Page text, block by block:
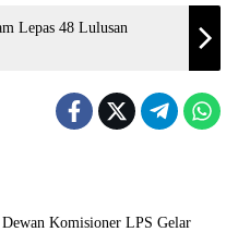
Lepas 48 Lulusan
Dewan Komisioner LPS Gelar